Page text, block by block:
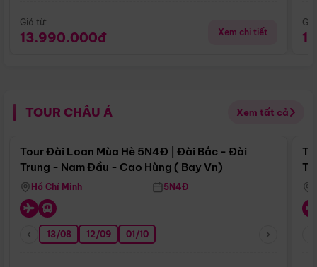
Giá từ:
13.990.000đ Xem chi tiết
TOUR CHÂU Á Xem tất cả
Điểm nổi bật
Tour Đài Loan Mùa Hè 5N4Đ | Đài Bắc - Đài
Trung - Nam Đầu - Cao Hùng ( Bay Vn)
Hồ Chí Minh 5N4Đ
13/08 12/09 01/10